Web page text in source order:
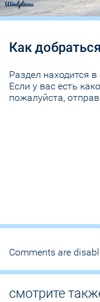
Как
Раздел находится
Если у вас есть
пожалуйста,
Comments are
смотрите